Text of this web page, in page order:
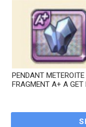
PENDANT METEROITE
FRAGMENT A+ A GET